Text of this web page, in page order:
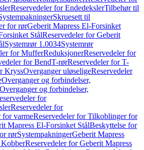
Reservedeler for EndedekslerTilbehør til
Skruesett til
for rørGeberit Mapress El-Forsinket
StålReservedeler for Geberit
Systemrør 1.0034Systemrør
for MufferReduksjonerReservedeler for
for BendT-rørReservedeler for T-
KryssOverganger uløseligeReservedeler
Overganger og forbindelser,
og forbindelser,
for
Reservedeler for
varmeReservedeler for Tilkoblinger for
Mapress El-Forsinket StålBeskyttelse for
rørSystempakningerGeberit Mapress
KobberReservedeler for Geberit Mapress